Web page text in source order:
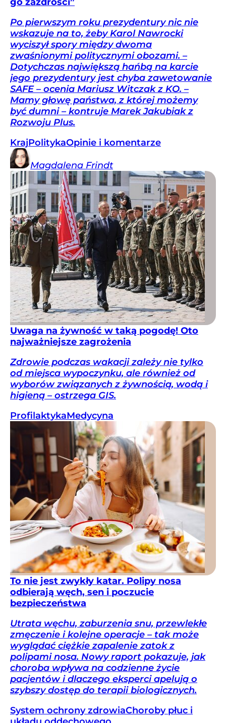
Po pierwszym roku prezydentury nic nie
wskazuje na to, żeby Karol Nawrocki
wyciszył spory między dwoma
zwaśnionymi politycznymi obozami. –
Dotychczas największą hańbą na karcie
jego prezydentury jest chyba zawetowanie
SAFE – ocenia Mariusz Witczak z KO. –
Mamy głowę państwa, z której możemy
być dumni – kontruje Marek Jakubiak z
Rozwoju Plus.
KrajPolitykaOpinie i komentarze
Magdalena Frindt
Uwaga na żywność w taką pogodę! Oto
najważniejsze zagrożenia
Zdrowie podczas wakacji zależy nie tylko
od miejsca wypoczynku, ale również od
wyborów związanych z żywnością, wodą i
higieną – ostrzega GIS.
ProfilaktykaMedycyna
To nie jest zwykły katar. Polipy nosa
odbierają węch, sen i poczucie
bezpieczeństwa
Utrata węchu, zaburzenia snu, przewlekłe
zmęczenie i kolejne operacje – tak może
wyglądać ciężkie zapalenie zatok z
polipami nosa. Nowy raport pokazuje, jak
choroba wpływa na codzienne życie
pacjentów i dlaczego eksperci apelują o
szybszy dostęp do terapii biologicznych.
System ochrony zdrowiaChoroby płuc i